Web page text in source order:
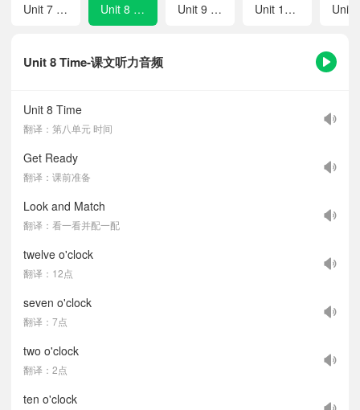
Unit 8 Time-课文听力音频
Unit 8 Time
翻译：第八单元 时间
Get Ready
翻译：课前准备
Look and Match
翻译：看一看并配一配
twelve o'clock
翻译：12点
seven o'clock
翻译：7点
two o'clock
翻译：2点
ten o'clock
Unit 7 Days of the Week Unit 8 Time Unit 9 Day and Night Unit 10 Activities